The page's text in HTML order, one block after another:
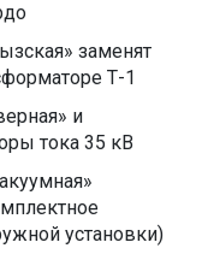
заменят
Т-1
и
тока 35 кВ
установки)